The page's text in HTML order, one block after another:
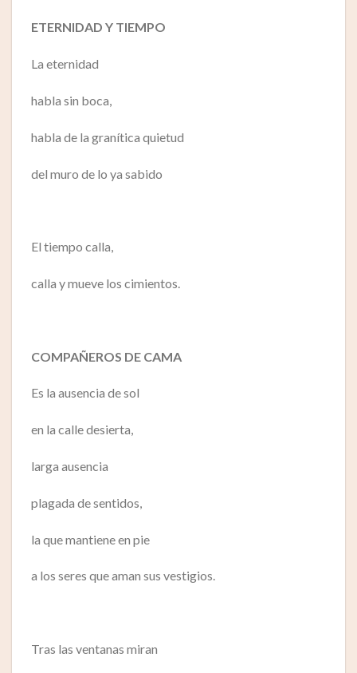
ETERNIDAD Y TIEMPO
La eternidad
habla sin boca,
habla de la granítica quietud
del muro de lo ya sabido
El tiempo calla,
calla y mueve los cimientos.
COMPAÑEROS DE CAMA
Es la ausencia de sol
en la calle desierta,
larga ausencia
plagada de sentidos,
la que mantiene en pie
a los seres que aman sus vestigios.
Tras las ventanas miran